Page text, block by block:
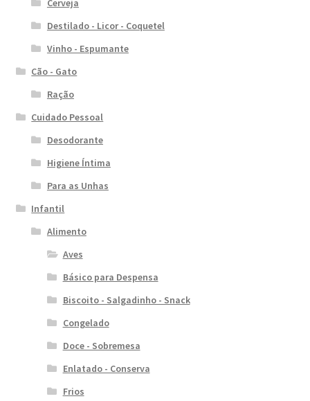
Cerveja
Destilado - Licor - Coquetel
Vinho - Espumante
Cão - Gato
Ração
Cuidado Pessoal
Desodorante
Higiene Íntima
Para as Unhas
Infantil
Alimento
Aves
Básico para Despensa
Biscoito - Salgadinho - Snack
Congelado
Doce - Sobremesa
Enlatado - Conserva
Frios